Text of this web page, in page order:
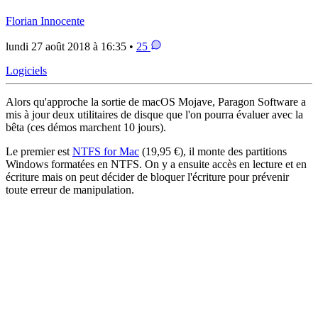
Florian Innocente
lundi 27 août 2018 à 16:35 • 25
Logiciels
Alors qu'approche la sortie de macOS Mojave, Paragon Software a
mis à jour deux utilitaires de disque que l'on pourra évaluer avec la
bêta (ces démos marchent 10 jours).
Le premier est NTFS for Mac (19,95 €), il monte des partitions
Windows formatées en NTFS. On y a ensuite accès en lecture et en
écriture mais on peut décider de bloquer l'écriture pour prévenir
toute erreur de manipulation.